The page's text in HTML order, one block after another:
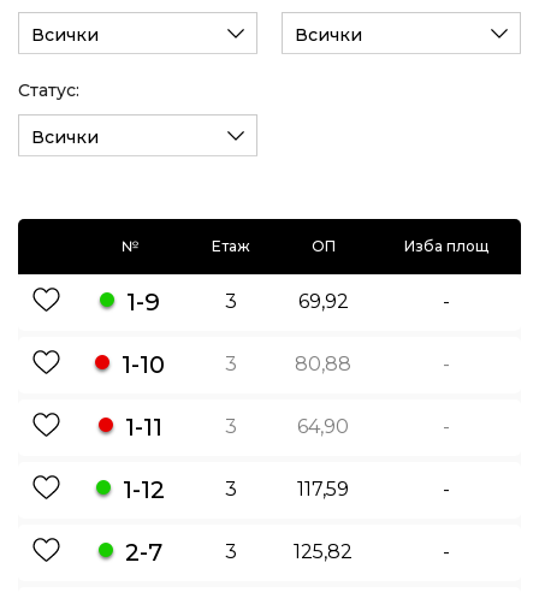
Всички Всички
Статус:
Всички
№ Етаж ОП Изба площ
1-9 3 69,92 -
1-10 3 80,88 -
1-11 3 64,90 -
1-12 3 117,59 -
2-7 3 125,82 -